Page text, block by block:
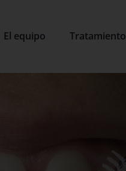
El equipo